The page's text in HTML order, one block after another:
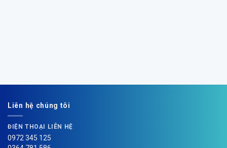
Liên hệ chúng tôi
ĐIỆN THOẠI LIÊN HỆ
0972 345 125